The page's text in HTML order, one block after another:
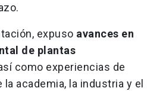
expuso avances en
de plantas
como experiencias de
academia, la industria y el